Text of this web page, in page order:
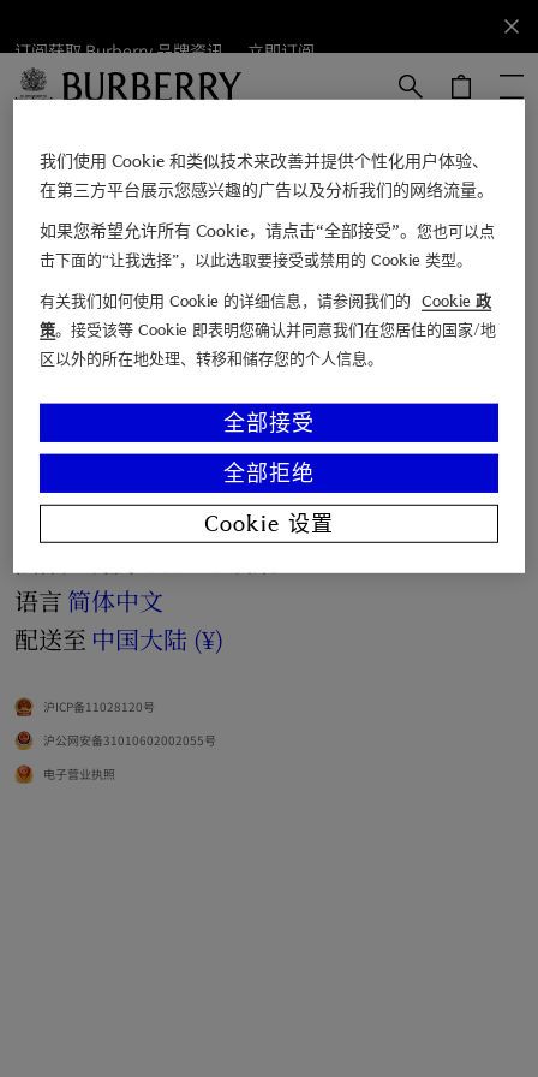
订阅获取 Burberry 品牌资讯。 立即订阅
订阅获取
Burberry
品牌资
立即订阅
电子邮箱
查找店铺
联系我们
博柏利故事
Burberry 尊享服务
顾客支持
语言 简体中文
配送至 中国大陆 (¥)
沪ICP备11028120号
沪公网安备31010602002055号
电子营业执照
我们使用 Cookie 和类似技术来改善并提供个性化用户体验、
在第三方平台展示您感兴趣的广告以及分析我们的网络流量。
如果您希望允许所有 Cookie，请点击“全部接受”。您也可以点
击下面的“让我选择”，以此选取要接受或禁用的 Cookie 类型。
有关我们如何使用 Cookie 的详细信息，请参阅我们的
Cookie 政
策。接受该等 Cookie 即表明您确认并同意我们在您居住的国家/地
区以外的所在地处理、转移和储存您的个人信息。
全部拒绝
全部接受
Cookie 设置